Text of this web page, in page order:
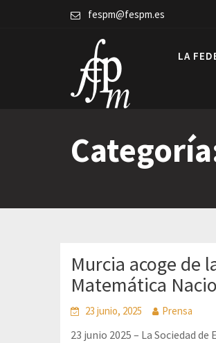
fespm@fespm.es
LA
Murcia acoge de
Matemática
23 junio, 2025 Prensa
23 junio 2025 – La Sociedad